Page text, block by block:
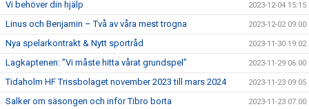
Vi behöver din hjälp 2023-12-04 15:15
Linus och Benjamin – Två av våra mest trogna 2023-12-02 09:00
Nya spelarkontrakt & Nytt sportråd 2023-11-30 19:02
Lagkaptenen: ”Vi måste hitta vårat grundspel” 2023-11-29 06:00
Tidaholm HF Trissbolaget november 2023 till mars 2024 2023-11-23 09:05
Salker om säsongen och inför Tibro borta 2023-11-23 07:00